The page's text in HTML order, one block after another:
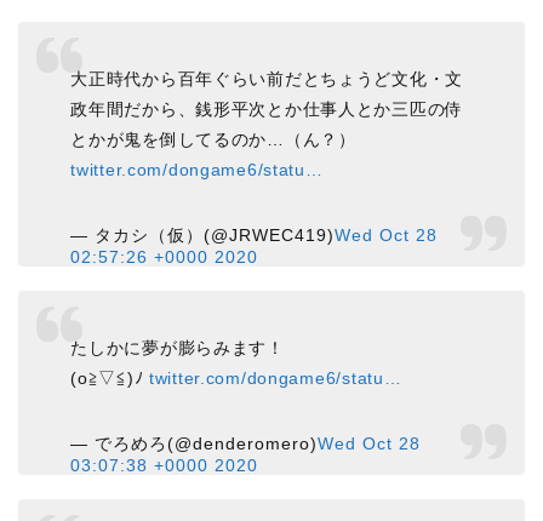
大正時代から百年ぐらい前だとちょうど文化・文
政年間だから、銭形平次とか仕事人とか三匹の侍
とかが鬼を倒してるのか…（ん？）
twitter.com/dongame6/statu…
— タカシ（仮）(@JRWEC419)Wed Oct 28
02:57:26 +0000 2020
たしかに夢が膨らみます！
(o≧▽≦)ﾉ twitter.com/dongame6/statu…
— でろめろ(@denderomero)Wed Oct 28
03:07:38 +0000 2020